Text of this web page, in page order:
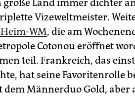
Land immer dichter
Vizeweltmeister.
WM, die am
Cotonou eröffnet
teil. Frankreich, das
hat seine Favoritenrolle
dem Männerduo Gold, aber